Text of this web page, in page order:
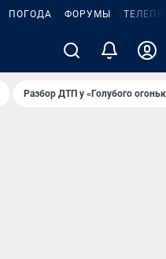
ПОГОДА ФОРУМЫ
Разбор ДТП у «Голубого